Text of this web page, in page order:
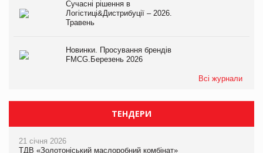
Сучасні рішення в
Логістиці&Дистрибуції – 2026.
Травень
Новинки. Просування брендів
FMCG.Березень 2026
Всі журнали
ТЕНДЕРИ
21 січня 2026
ТДВ «Золотоніський маслоробний комбінат»